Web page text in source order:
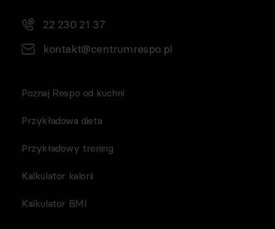
22 230 21 37
kontakt@centrumrespo.pl
Poznaj Respo od kuchni
Przykładowa dieta
Przykładowy trening
Kalkulator kalorii
Kalkulator BMI